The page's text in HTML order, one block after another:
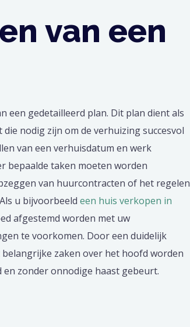
van een
een gedetailleerd plan. Dit plan dient als
nodig zijn om de verhuizing succesvol
van een verhuisdatum en werk
bepaalde taken moeten worden
van huurcontracten of het regelen
u bijvoorbeeld een huis verkopen in
afgestemd worden met uw
te voorkomen. Door een duidelijk
zaken over het hoofd worden
zonder onnodige haast gebeurt.